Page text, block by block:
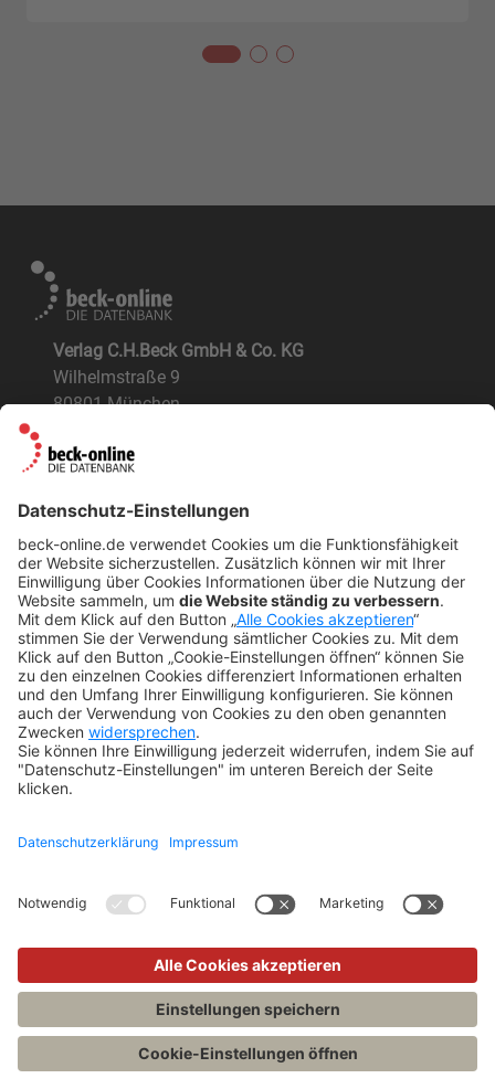
Verlag C.H.Beck GmbH & Co. KG
Wilhelmstraße 9
80801 München
Der Verlag
Nachhaltigkeit
NÜTZLICHES
FAQs
Tipps & Tricks
Newsletter
Abo kündigen
Widerruf
SONSTIGES
Impressum
Datenschutz
Rechtliches
Kontakt
Copyright 2026 Verlag C.H.Beck GmbH & Co. KG